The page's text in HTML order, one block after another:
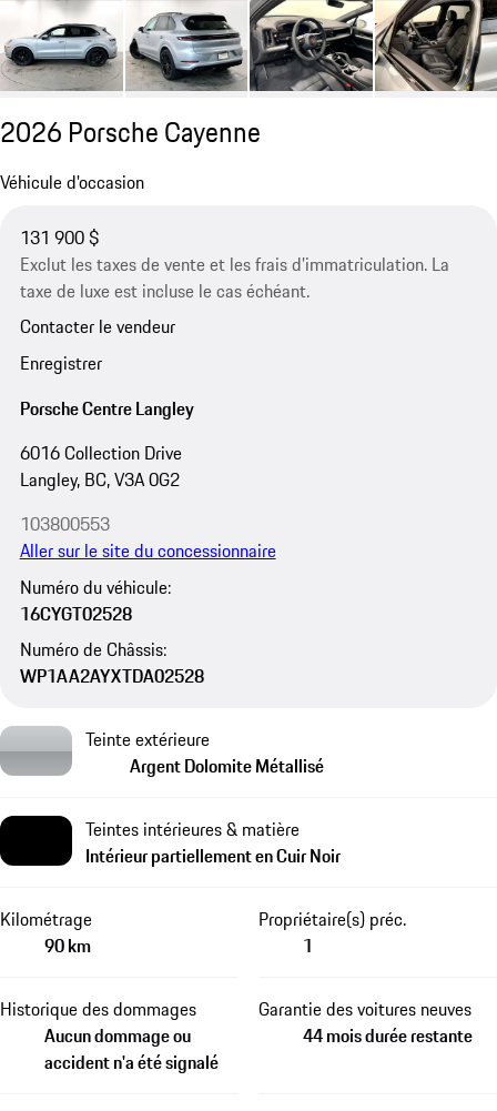
2026 Porsche Cayenne
Véhicule d'occasion
131 900 $
Exclut les taxes de vente et les frais d’immatriculation. La
taxe de luxe est incluse le cas échéant.
Contacter le vendeur
Enregistrer
Porsche Centre Langley
6016 Collection Drive
Langley, BC, V3A 0G2
103800553
Aller sur le site du concessionnaire
Numéro du véhicule:
16CYGT02528
Numéro de Châssis:
WP1AA2AYXTDA02528
Teinte extérieure
Argent Dolomite Métallisé
Teintes intérieures & matière
Intérieur partiellement en Cuir Noir
Kilométrage
90 km
Propriétaire(s) préc.
1
Historique des dommages
Aucun dommage ou
accident n'a été signalé
Garantie des voitures neuves
44 mois durée restante